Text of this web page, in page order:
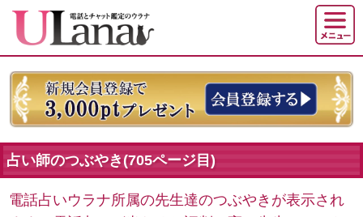
占い師のつぶやき(705ページ目)
電話占いウラナ所属の先生達のつぶやきが表示され